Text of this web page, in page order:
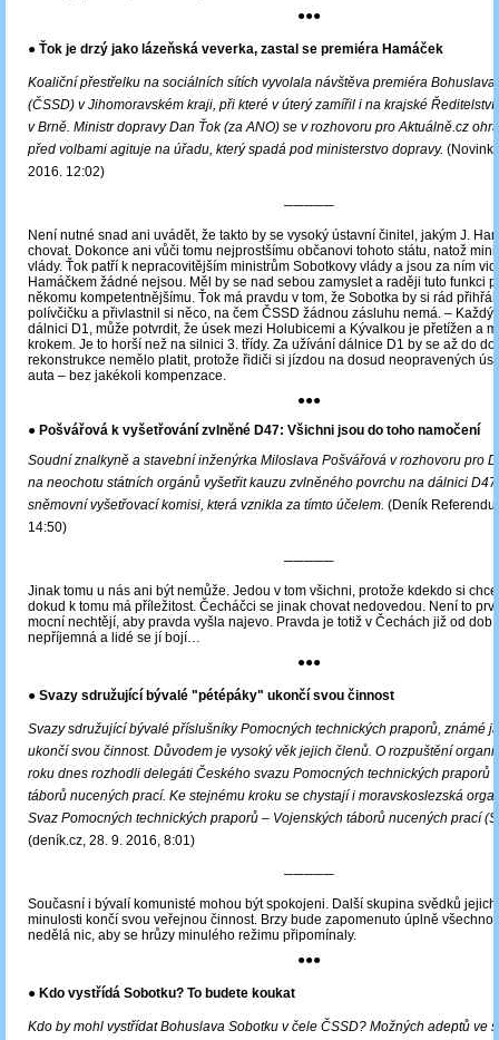
●●●
● Ťok je drzý jako lázeňská veverka, zastal se premiéra Hamáček
Koaliční přestřelku na sociálních sítích vyvolala návštěva premiéra Bohuslava
(ČSSD) v Jihomoravském kraji, při které v úterý zamířil i na krajské
v Brně. Ministr dopravy Dan Ťok (za ANO) se v rozhovoru pro Aktuálně.cz
před volbami agituje na úřadu, který spadá pod ministerstvo dopravy.
2016. 12:02)
─────
Není nutné snad ani uvádět, že takto by se vysoký ústavní činitel, jakým J.
chovat. Dokonce ani vůči tomu nejprostšímu občanovi tohoto státu, natož
vlády. Ťok patří k nepracovitějším ministrům Sobotkovy vlády a jsou za ním
Hamáčkem žádné nejsou. Měl by se nad sebou zamyslet a raději tuto funkci
někomu kompetentnějšímu. Ťok má pravdu v tom, že Sobotka by si rád
polívčičku a přivlastnil si něco, na čem ČSSD žádnou zásluhu nemá. ‒
dálnici D1, může potvrdit, že úsek mezi Holubicemi a Kývalkou je přetížen a
krokem. Je to horší než na silnici 3. třídy. Za užívání dálnice D1 by se až do
rekonstrukce nemělo platit, protože řidiči si jízdou na dosud neopravených
auta – bez jakékoli kompenzace.
●●●
● Pošvářová k vyšetřování zvlněné D47: Všichni jsou do toho namočení
Soudní znalkyně a stavební inženýrka Miloslava Pošvářová v rozhovoru pro
na neochotu státních orgánů vyšetřit kauzu zvlněného povrchu na dálnici
sněmovní vyšetřovací komisi, která vznikla za tímto účelem. (Deník
14:50)
─────
Jinak tomu u nás ani být nemůže. Jedou v tom všichni, protože kdekdo si
dokud k tomu má příležitost. Čecháčci se jinak chovat nedovedou. Není to
mocní nechtějí, aby pravda vyšla najevo. Pravda je totiž v Čechách již od dob
nepříjemná a lidé se jí bojí…
●●●
● Svazy sdružující bývalé "pétépáky" ukončí svou činnost
Svazy sdružující bývalé příslušníky Pomocných technických praporů, známé
ukončí svou činnost. Důvodem je vysoký věk jejich členů. O rozpuštění
roku dnes rozhodli delegáti Českého svazu Pomocných technických praporů
táborů nucených prací. Ke stejnému kroku se chystají i moravskoslezská
Svaz Pomocných technických praporů – Vojenských táborů nucených prací
(deník.cz, 28. 9. 2016, 8:01)
─────
Současní i bývalí komunisté mohou být spokojeni. Další skupina svědků
minulosti končí svou veřejnou činnost. Brzy bude zapomenuto úplně
nedělá nic, aby se hrůzy minulého režimu připomínaly.
●●●
● Kdo vystřídá Sobotku? To budete koukat
Kdo by mohl vystřídat Bohuslava Sobotku v čele ČSSD? Možných adeptů ve